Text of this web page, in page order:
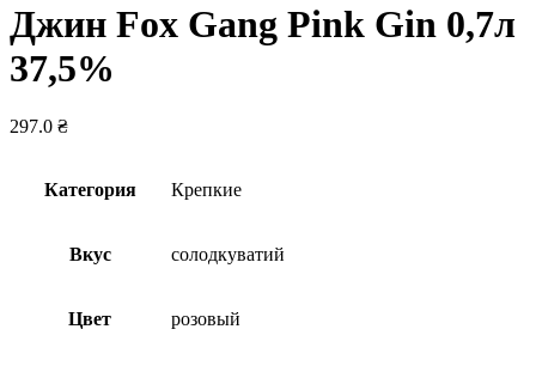
Джин Fox Gang Pink Gin 0,7л
37,5%
297.0 ₴
Категория Крепкие
Вкус солодкуватий
Цвет розовый